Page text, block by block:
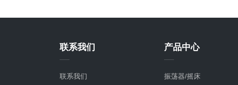
联系我们
联系我们
产品中心
振荡器/摇床